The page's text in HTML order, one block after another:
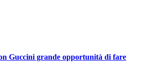
Guccini grande opportunità di fare